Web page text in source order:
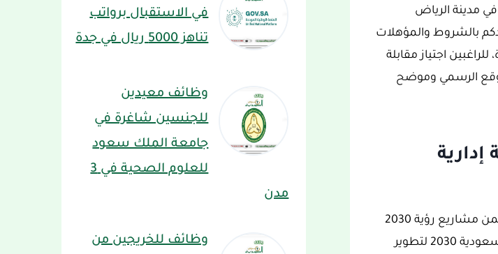
مدينة الرياض
بالشروط والمؤهلات
اجتياز مقابلة
الرسمي وموضح
عن 12 وظيفة إدارية
ويتوفر في المملكة العربية السعودية الكثير من فرص العمل المختلفة ضمن مشاريع رؤية 2030
ومن بينها إعلان في غرفة المدينة المنورة، وكما هو معلوم أطلقت رؤية السعودية 2030 لتطوير
في الاستقبال برواتب
تناهز 5000 ريال في جدة
وظائف معيدين
للجنسين شاغرة في
جامعة الملك سعود
للعلوم الصحية في 3
مدن
وظائف للخريجين من